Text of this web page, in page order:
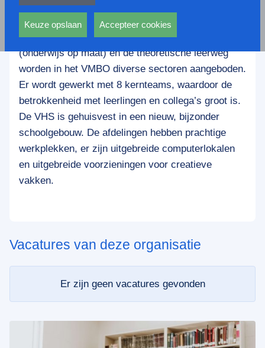
Singelland Van Haersmasingel (VHS) is een
moderne VMBO-school met ongeveer 1150
leerlingen en 95 medewerkers. Naast OOM
(onderwijs op maat) en de theoretische leerweg
worden in het VMBO diverse sectoren aangeboden.
Er wordt gewerkt met 8 kernteams, waardoor de
betrokkenheid met leerlingen en collega’s groot is.
De VHS is gehuisvest in een nieuw, bijzonder
schoolgebouw. De afdelingen hebben prachtige
werkplekken, er zijn uitgebreide computerlokalen
en uitgebreide voorzieningen voor creatieve
vakken.
Vacatures van deze organisatie
Er zijn geen vacatures gevonden
andere wordt voorkomen dat dezelfde advertentie
voortdurend verschijnt.
Keuze opslaan Accepteer cookies